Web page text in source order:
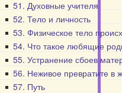
51. Духовные учителя
52. Тело и личность
53. Физическое тело
54. Что такое любящие
55. Устранение сбоев
56. Неживое превратите в
57. Путь